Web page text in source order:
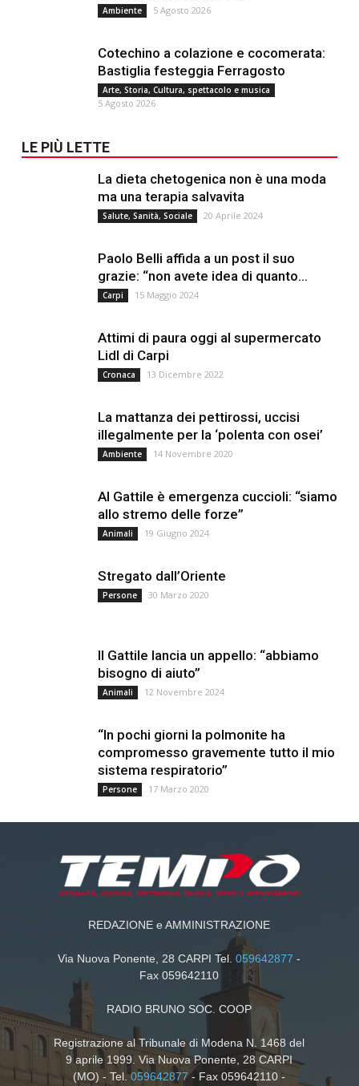
Ambiente 5 Agosto 2026
Cotechino a colazione e cocomerata:
Bastiglia festeggia Ferragosto
Arte, Storia, Cultura, spettacolo e musica
5 Agosto 2026
LE PIÙ LETTE
La dieta chetogenica non è una moda
ma una terapia salvavita
Salute, Sanità, Sociale 20 Aprile 2024
Paolo Belli affida a un post il suo
grazie: “non avete idea di quanto...
Carpi 15 Maggio 2024
Attimi di paura oggi al supermercato
Lidl di Carpi
Cronaca 13 Dicembre 2022
La mattanza dei pettirossi, uccisi
illegalmente per la ‘polenta con osei’
Ambiente 14 Novembre 2020
Al Gattile è emergenza cuccioli: “siamo
allo stremo delle forze”
Animali 19 Giugno 2024
Stregato dall’Oriente
Persone 30 Marzo 2020
Il Gattile lancia un appello: “abbiamo
bisogno di aiuto”
Animali 12 Novembre 2024
“In pochi giorni la polmonite ha
compromesso gravemente tutto il mio
sistema respiratorio”
Persone 17 Marzo 2020
REDAZIONE e AMMINISTRAZIONE
Via Nuova Ponente, 28 CARPI Tel.059642877 -
Fax 059642110
RADIO BRUNO SOC. COOP
Registrazione al Tribunale di Modena N. 1468 del
9 aprile 1999. Via Nuova Ponente, 28 CARPI
(MO) - Tel.059642877- Fax 059642110 -